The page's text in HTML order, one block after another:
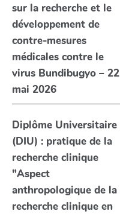
sur la recherche et le
développement de
contre-mesures
médicales contre le
virus Bundibugyo – 22
mai 2026
Diplôme Universitaire
(DIU) : pratique de la
recherche clinique
"Aspect
anthropologique de la
recherche clinique en